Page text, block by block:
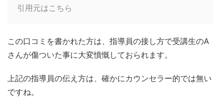
引用元はこちら
この口コミを書かれた方は、指導員の接し方で受講生のA
さんが傷ついた事に大変憤慨しておられます。
上記の指導員の伝え方は、確かにカウンセラー的では無い
ですね。